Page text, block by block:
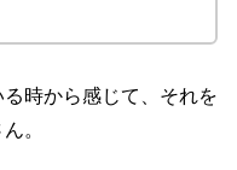
時から感じて、それを
。